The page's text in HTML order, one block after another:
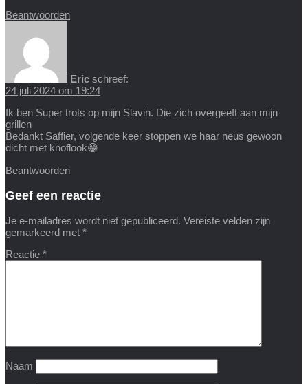
Beantwoorden
Eric schreef:
24 juli 2024 om 19:24
Ik ben Super trots op mijn Slavin. Die zich overgeeft aan mijn
grillen
Bedankt Saffier, volgende keer stoppen we haar neus gewoon
dicht met knoflook😁
Beantwoorden
Geef een reactie
Je e-mailadres wordt niet gepubliceerd. Vereiste velden zijn
gemarkeerd met *
Reactie *
Naam